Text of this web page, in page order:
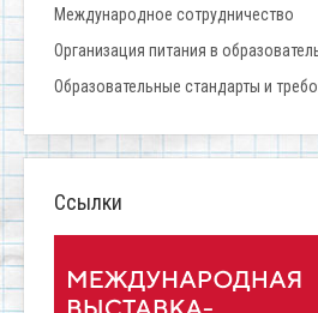
Международное сотрудничество
Организация питания в
Образовательные стандарты и
Ссылки